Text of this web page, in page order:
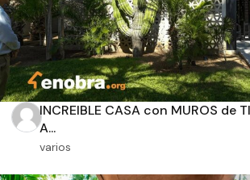
INCREIBLE CASA con MUROS de
A...
varios
Tipo de obra Estado
Recamaras Baños